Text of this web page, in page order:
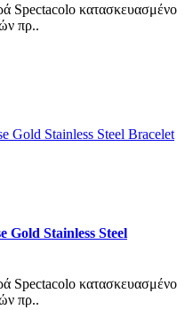
Spectacolo κατασκευασμένο
πρ..
Gold Stainless Steel
Spectacolo κατασκευασμένο
πρ..